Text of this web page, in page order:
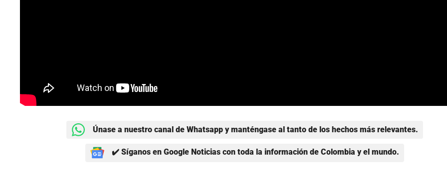
Únase a nuestro canal de Whatsapp y manténgase al tanto de los hechos más relevantes.
✔️ Síganos en Google Noticias con toda la información de Colombia y el mundo.